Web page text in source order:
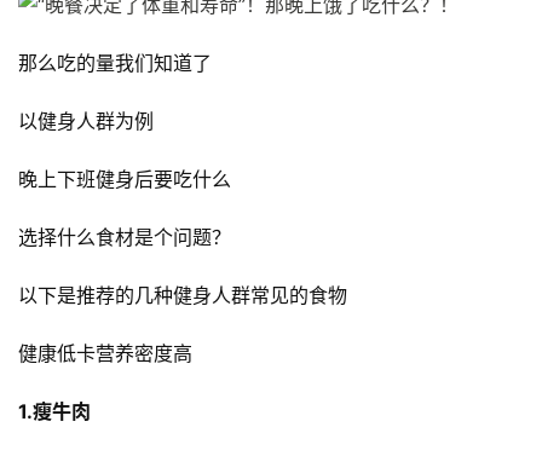
瑜
健
身
視
頻
那么吃的量我们知道了
以健身人群为例
晚上下班健身后要吃什么
选择什么食材是个问题？
以下是推荐的几种健身人群常见的食物
健康低卡营养密度高
1.瘦牛肉